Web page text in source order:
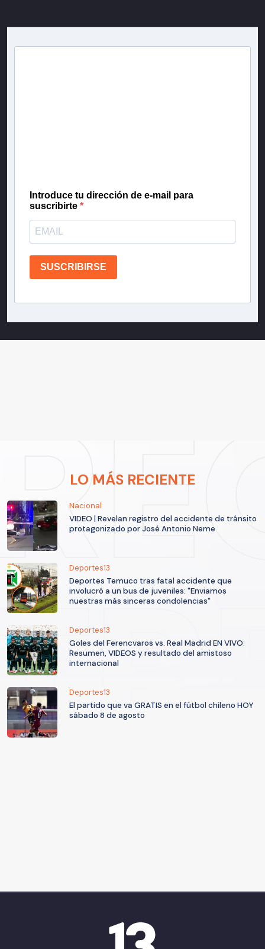
Introduce tu dirección de e-mail para
suscribirte
SUSCRIBIRSE
LO MÁS RECIENTE
Nacional
VIDEO | Revelan registro del accidente de tránsito
protagonizado por José Antonio Neme
Deportes13
Deportes Temuco tras fatal accidente que
involucró a un bus de juveniles: "Enviamos
nuestras más sinceras condolencias"
Deportes13
Goles del Ferencvaros vs. Real Madrid EN VIVO:
Resumen, VIDEOS y resultado del amistoso
internacional
Deportes13
El partido que va GRATIS en el fútbol chileno HOY
sábado 8 de agosto